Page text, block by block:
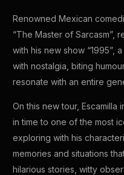
Renowned Mexican
“The Master of Sarcasm”,
with his new show “1995”,
with nostalgia, biting
resonate with an entire
On this new tour,
in time to one of the most
exploring with his
memories and situations
hilarious stories, witty